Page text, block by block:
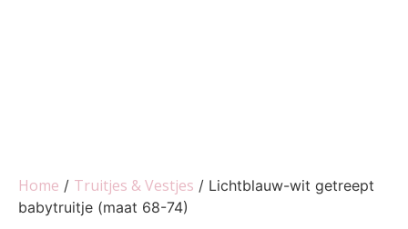
Home / Truitjes & Vestjes / Lichtblauw-wit getreept
babytruitje (maat 68-74)